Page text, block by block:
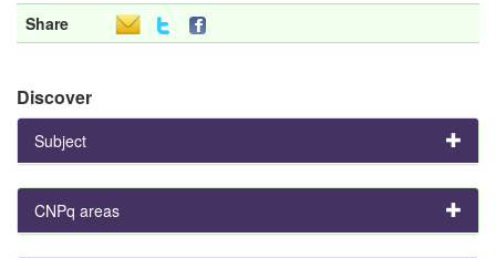
Share
Discover
Subject
CNPq areas